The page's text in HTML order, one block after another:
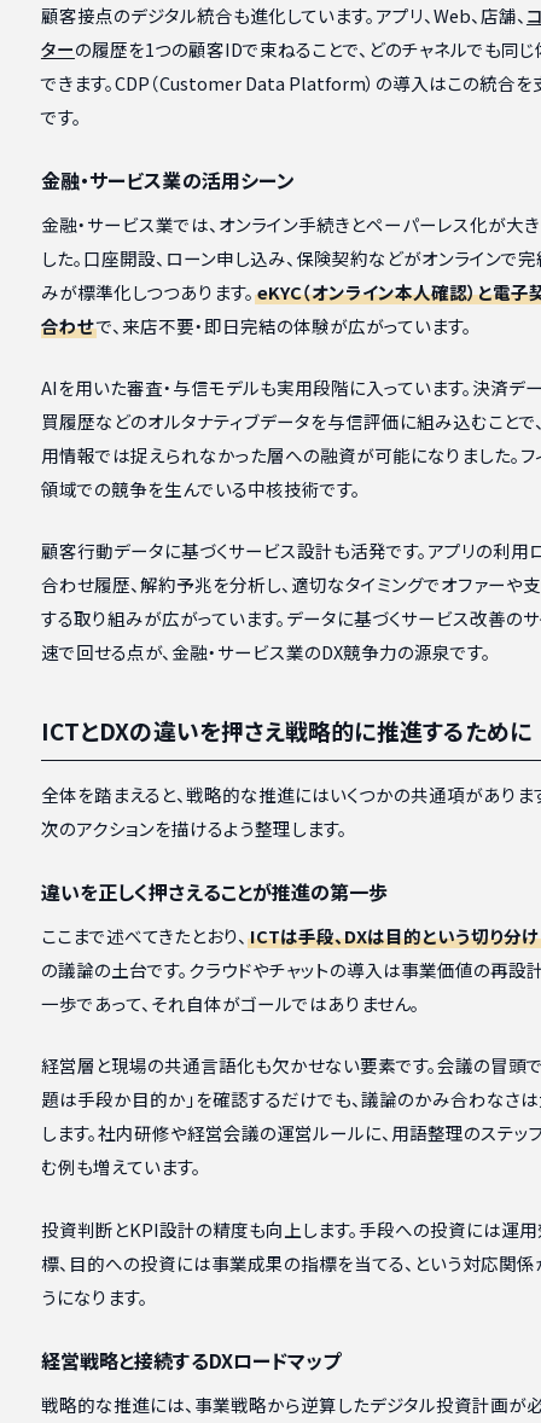
顧客接点のデジタル統合も進化しています。アプリ、Web、店舗、
ターの履歴を1つの顧客IDで束ねることで、どのチャネルでも同
できます。CDP（Customer Data Platform）の導入はこの統合を
です。
金融・サービス業の活用シーン
金融・サービス業では、オンライン手続きとペーパーレス化が大
した。口座開設、ローン申し込み、保険契約などがオンラインで
みが標準化しつつあります。 eKYC（オンライン本人確認）と電
合わせで、来店不要・即日完結の体験が広がっています。
AIを用いた審査・与信モデルも実用段階に入っています。決済デ
買履歴などのオルタナティブデータを与信評価に組み込むことで
用情報では捉えられなかった層への融資が可能になりました。フ
領域での競争を生んでいる中核技術です。
顧客行動データに基づくサービス設計も活発です。アプリの利用
合わせ履歴、解約予兆を分析し、適切なタイミングでオファーや
する取り組みが広がっています。データに基づくサービス改善の
速で回せる点が、金融・サービス業のDX競争力の源泉です。
ICTとDXの違いを押さえ戦略的に推進するために
全体を踏まえると、戦略的な推進にはいくつかの共通項がありま
次のアクションを描けるよう整理します。
違いを正しく押さえることが推進の第一歩
ここまで述べてきたとおり、 ICTは手段、DXは目的という切り分け
の議論の土台です。クラウドやチャットの導入は事業価値の再設
一歩であって、それ自体がゴールではありません。
経営層と現場の共通言語化も欠かせない要素です。会議の冒頭
題は手段か目的か」を確認するだけでも、議論のかみ合わなさ
します。社内研修や経営会議の運営ルールに、用語整理のステッ
む例も増えています。
投資判断とKPI設計の精度も向上します。手段への投資には運
標、目的への投資には事業成果の指標を当てる、という対応関係
うになります。
経営戦略と接続するDXロードマップ
戦略的な推進には、事業戦略から逆算したデジタル投資計画が